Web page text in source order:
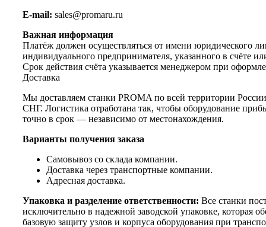
E-mail: sales@promaru.ru
Важная информация
Платёж должен осуществляться от имени юридического
индивидуального предпринимателя, указанного в счёте
Срок действия счёта указывается менеджером при
Доставка
Мы доставляем станки PROMA по всей территории
СНГ. Логистика отработана так, чтобы оборудование
точно в срок — независимо от местонахождения.
Варианты получения заказа
Самовывоз со склада компании.
Доставка через транспортные компании.
Адресная доставка.
Упаковка и разделение ответственности: Все станки
исключительно в надежной заводской упаковке, которая
базовую защиту узлов и корпуса оборудования при